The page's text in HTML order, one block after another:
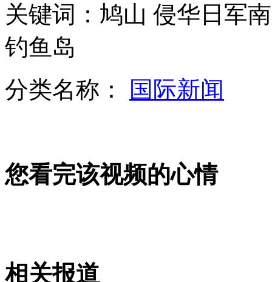
深圳市委书记弃奥迪换国产车
专家称美国钓鱼岛"骑墙政策"将收获果实
山西运城恶犬咬伤多人 警民合力深夜将其击毙
关键词：鸠山 侵华日军
钓鱼岛
分类名称：
国际新闻
您看完该视频的心情
相关报道